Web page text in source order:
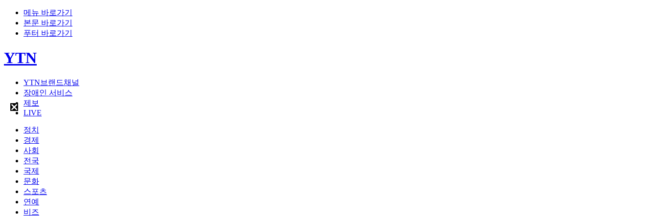
메뉴 바로가기
본문 바로가기
푸터 바로가기
YTN
YTN브랜드채널
장애인 서비스
제보
LIVE
정치
경제
사회
전국
국제
문화
스포츠
연예
비즈